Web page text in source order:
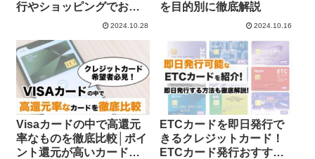
行やショッピングでお得
に利用できるクレカの選
2024.10.28
を目的別に徹底解説
2024.10.16
Visaカードの中で高還元
率なものを徹底比較│ポイ
ント還元が高いカード希
ETCカードを即日発行で
きるクレジットカード！
ETCカード発行おすすめ